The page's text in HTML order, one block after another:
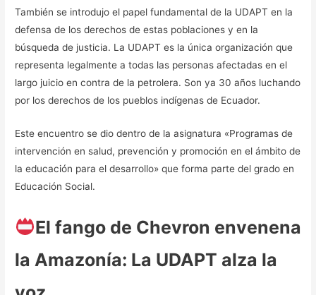
También se introdujo el papel fundamental de la UDAPT en la
defensa de los derechos de estas poblaciones y en la
búsqueda de justicia. La UDAPT es la única organización que
representa legalmente a todas las personas afectadas en el
largo juicio en contra de la petrolera. Son ya 30 años luchando
por los derechos de los pueblos indígenas de Ecuador.
Este encuentro se dio dentro de la asignatura «Programas de
intervención en salud, prevención y promoción en el ámbito de
la educación para el desarrollo» que forma parte del grado en
Educación Social.
El fango de Chevron envenena
la Amazonía: La UDAPT alza la